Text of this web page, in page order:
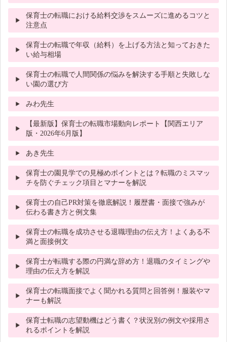
保育士の転職における給料交渉をスムーズに進めるコツと
注意点
保育士の転職で年収（給料）を上げる方法と知っておきた
い給与相場
保育士の転職で人間関係の悩みを解決する手順と失敗しな
い園の選び方
みわ先生
【最新版】保育士の転職市場動向レポート【関西エリア
版・2026年6月版】
あき先生
保育士の園見学での見極めポイントとは？転職のミスマッ
チを防ぐチェック項目とマナーを解説
保育士の自己PR対策を徹底解説！履歴書・面接で強みが
伝わる書き方と例文集
保育士の転職を成功させる退職理由の伝え方！よくある不
満と面接例文
保育士が転職する際の円満な辞め方！退職のタイミングや
理由の伝え方を解説
保育士の転職面接でよく聞かれる質問と回答例！服装やマ
ナーも解説
保育士転職の志望動機はどう書く？状況別の例文や採用さ
れるポイントを解説